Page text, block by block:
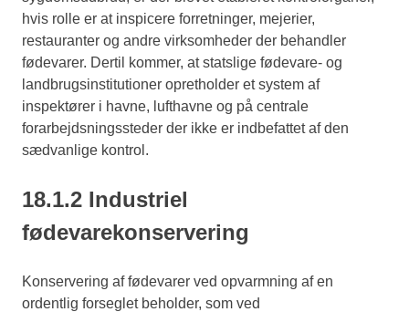
hvis rolle er at inspicere forretninger, mejerier,
restauranter og andre virksomheder der behandler
fødevarer. Dertil kommer, at statslige fødevare- og
landbrugsinstitutioner opretholder et system af
inspektører i havne, lufthavne og på centrale
forarbejdsningssteder der ikke er indbefattet af den
sædvanlige kontrol.
18.1.2 Industriel
fødevarekonservering
Konservering af fødevarer ved opvarmning af en
ordentlig forseglet beholder, som ved